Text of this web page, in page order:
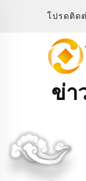
โปรดติด
ข่า